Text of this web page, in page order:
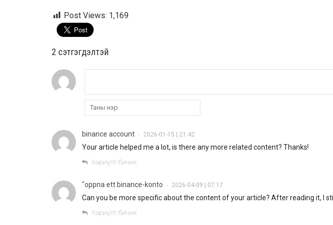
Post Views: 1,169
2 cэтгэгдэлтэй
binance account • 2026-01-15 | 21:42
Your article helped me a lot, is there any more related content? Thanks!
Хариулт бичих
"oppna ett binance-konto • 2026-04-09 | 07:17
Can you be more specific about the content of your article? After reading it, I
Хариулт бичих